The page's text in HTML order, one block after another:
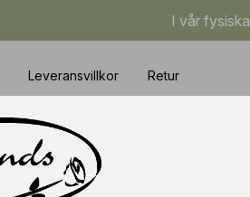
I vår
Leveransvillkor Retur